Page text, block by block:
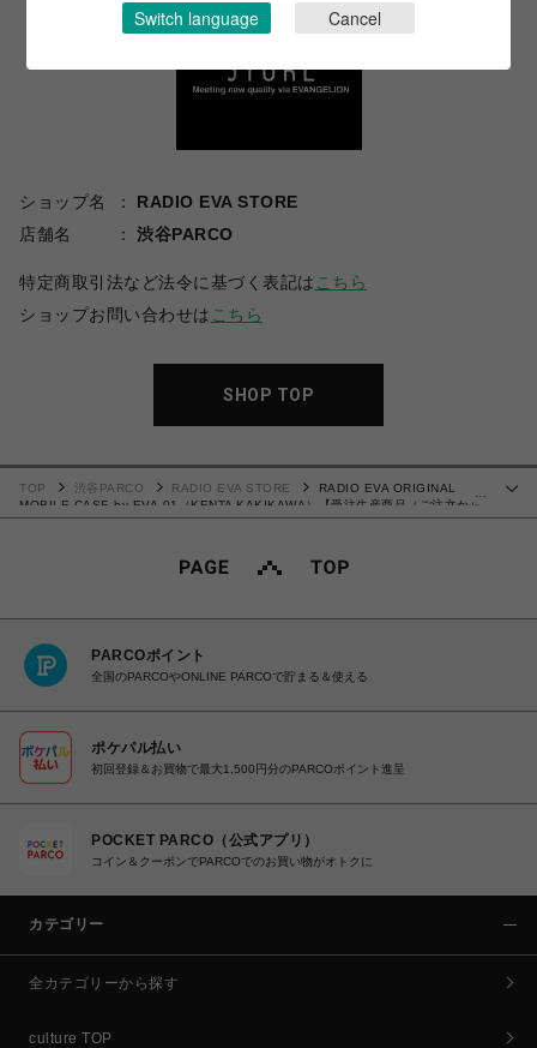
ショップ名
RADIO EVA STORE
店舗名
渋谷PARCO
特定商取引法など法令に基づく表記は こちら
ショップお問い合わせは こちら
SHOP TOP
TOP 渋谷PARCO RADIO EVA STORE
RADIO EVA ORIGINAL
MOBILE CASE by EVA-01（KENTA KAKIKAWA）【受注生産商品（ご注文から
30～50日でお届け）】
PARCOポイント
全国のPARCOやONLINE PARCOで貯まる＆使える
ポケパル払い
初回登録＆お買物で最大1,500円分のPARCOポイント進呈
POCKET PARCO（公式アプリ）
コイン＆クーポンでPARCOでのお買い物がオトクに
カテゴリー
全カテゴリーから探す
culture TOP
Switch language Cancel